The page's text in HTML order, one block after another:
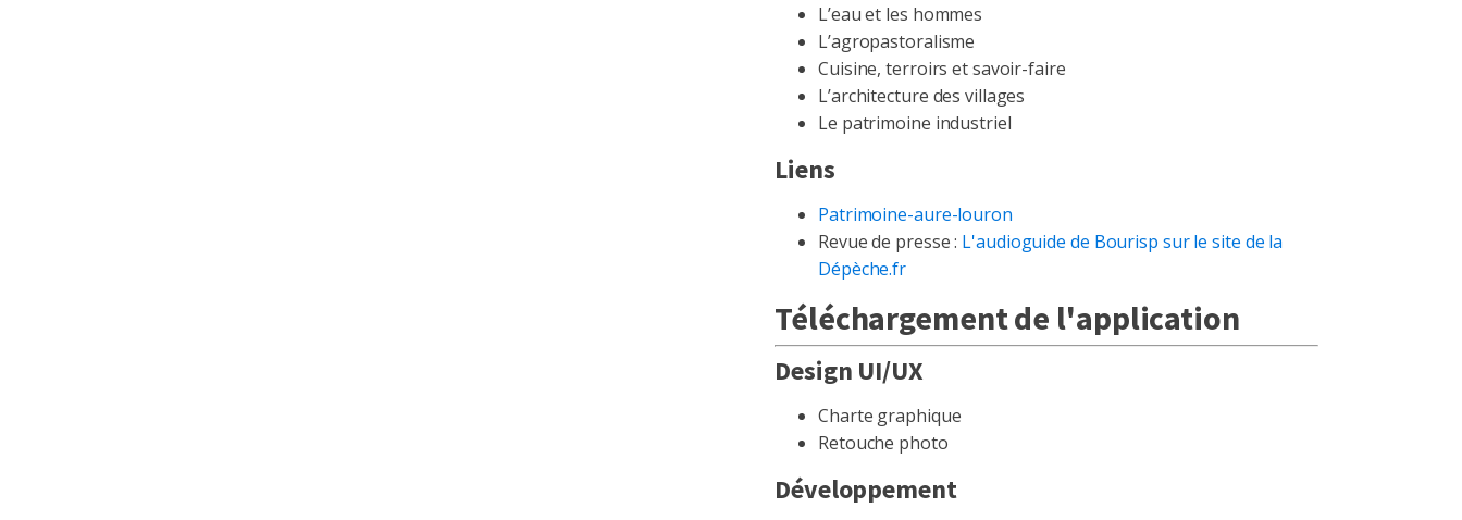
L’eau et les hommes
L’agropastoralisme
Cuisine, terroirs et savoir-faire
L’architecture des villages
Le patrimoine industriel
Liens
Patrimoine-aure-louron
Revue de presse : L'audioguide de Bourisp sur le site de la
Dépèche.fr
Téléchargement de l'application
Design UI/UX
Charte graphique
Retouche photo
Développement